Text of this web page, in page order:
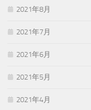
2021年8月
2021年7月
2021年6月
2021年5月
2021年4月